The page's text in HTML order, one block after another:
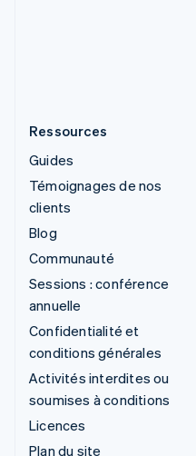
Ressources
Guides
Témoignages de nos
clients
Blog
Communauté
Sessions : conférence
annuelle
Confidentialité et
conditions générales
Activités interdites ou
soumises à conditions
Licences
Plan du site